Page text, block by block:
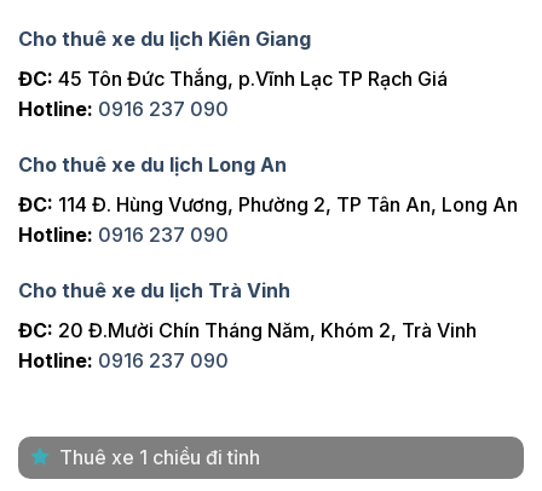
Cho thuê xe du lịch Kiên Giang
ĐC: 45 Tôn Đức Thắng, p.Vĩnh Lạc TP Rạch Giá
Hotline: 0916 237 090
Cho thuê xe du lịch Long An
ĐC: 114 Đ. Hùng Vương, Phường 2, TP Tân An, Long An
Hotline: 0916 237 090
Cho thuê xe du lịch Trà Vinh
ĐC: 20 Đ.Mười Chín Tháng Năm, Khóm 2, Trà Vinh
Hotline: 0916 237 090
Thuê xe 1 chiều đi tỉnh